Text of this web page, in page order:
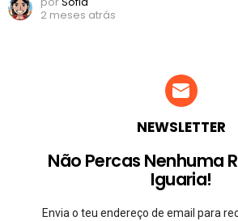
2 meses atrás
NEWSLETTER
Não Percas Nenhuma
Iguaria!
Envia o teu endereço de email para